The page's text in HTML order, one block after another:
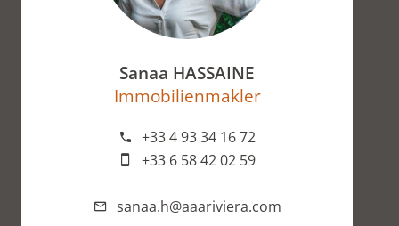
Sanaa HASSAINE
Immobilienmakler
+33 4 93 34 16 72
+33 6 58 42 02 59
sanaa.h@aaariviera.com